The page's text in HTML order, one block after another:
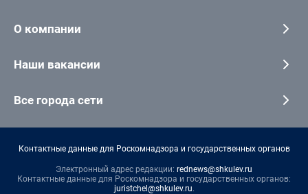
О компании
Наши вакансии
Все города сети
Контактные данные для Роскомнадзора и государственных органов
Электронный адрес редакции: rednews@shkulev.ru
Контактные данные для Роскомнадзора и государственных органов:
juristchel@shkulev.ru.